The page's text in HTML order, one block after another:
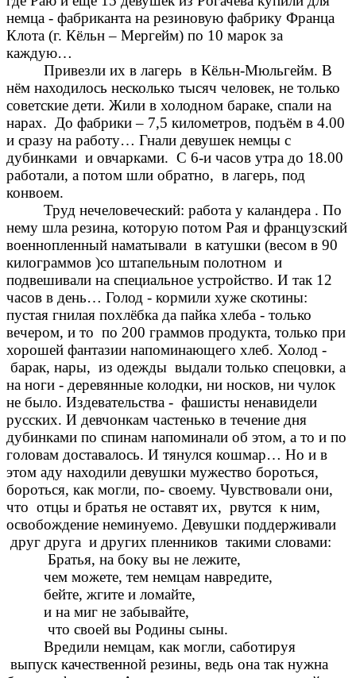
немца - фабриканта на резиновую фабрику Франца
Клота (г. Кёльн – Мергейм) по 10 марок за
каждую…
Привезли их в лагерь в Кёльн-Мюльгейм. В
нём находилось несколько тысяч человек, не только
советские дети. Жили в холодном бараке, спали на
нарах. До фабрики – 7,5 километров, подъём в 4.00
и сразу на работу… Гнали девушек немцы с
дубинками и овчарками. С 6-и часов утра до 18.00
работали, а потом шли обратно, в лагерь, под
конвоем.
Труд нечеловеческий: работа у каландера . По
нему шла резина, которую потом Рая и французский
военнопленный наматывали в катушки (весом в 90
килограммов )со штапельным полотном и
подвешивали на специальное устройство. И так 12
часов в день… Голод - кормили хуже скотины:
пустая гнилая похлёбка да пайка хлеба - только
вечером, и то по 200 граммов продукта, только при
хорошей фантазии напоминающего хлеб. Холод -
барак, нары, из одежды выдали только спецовки, а
на ноги - деревянные колодки, ни носков, ни чулок
не было. Издевательства - фашисты ненавидели
русских. И девчонкам частенько в течение дня
дубинками по спинам напоминали об этом, а то и по
головам доставалось. И тянулся кошмар… Но и в
этом аду находили девушки мужество бороться,
бороться, как могли, по- своему. Чувствовали они,
что отцы и братья не оставят их, рвутся к ним,
освобождение неминуемо. Девушки поддерживали
друг друга и других пленников такими словами:
Братья, на боку вы не лежите,
чем можете, тем немцам навредите,
бейте, жгите и ломайте,
и на миг не забывайте,
что своей вы Родины сыны.
Вредили немцам, как могли, саботируя
выпуск качественной резины, ведь она так нужна